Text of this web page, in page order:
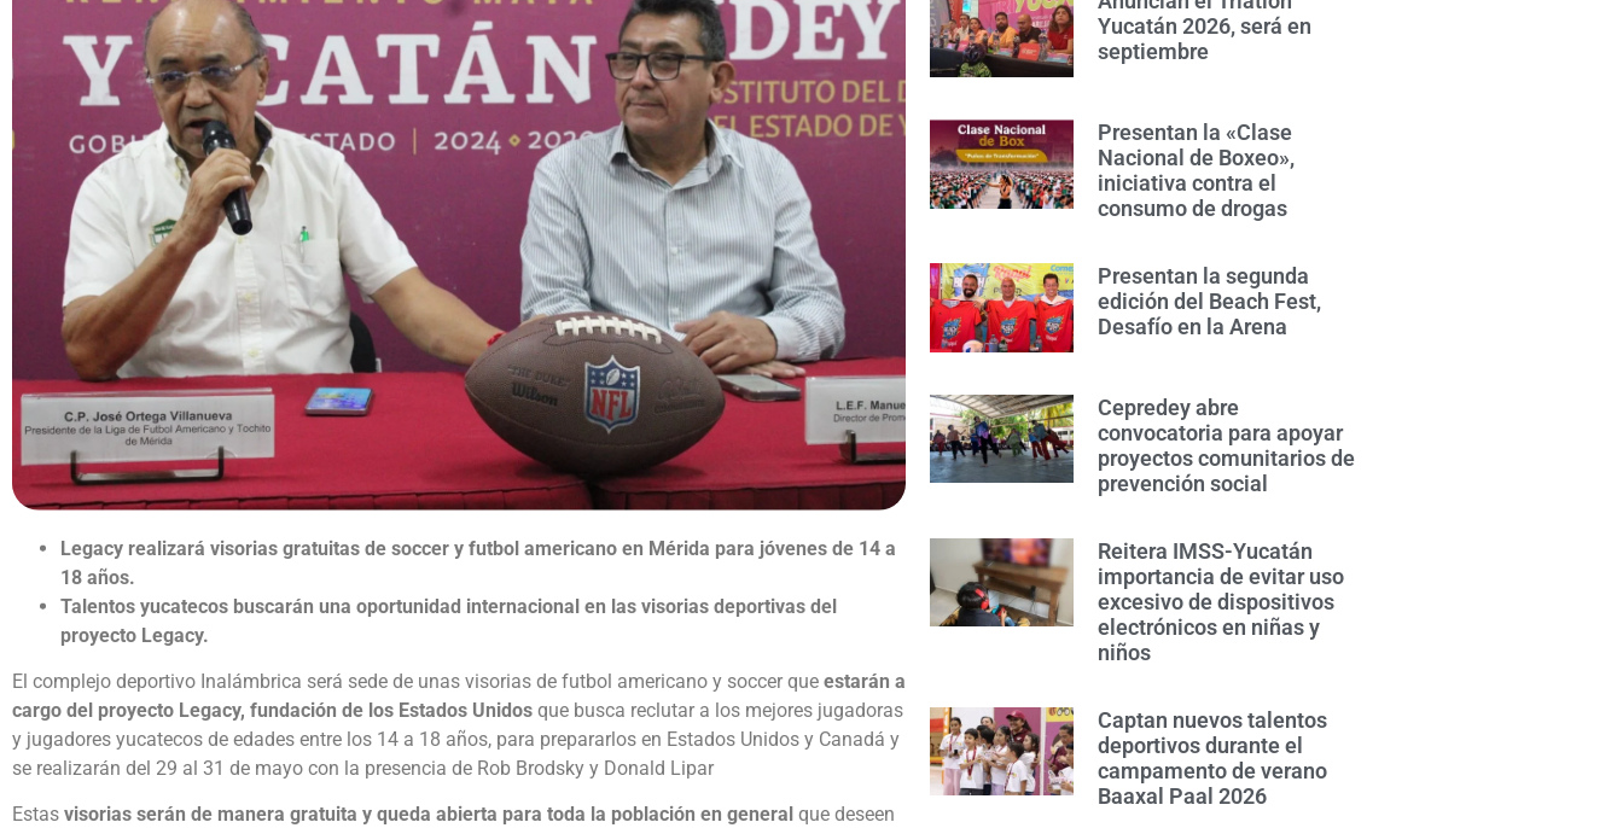
Legacy realizará visorias gratuitas de soccer y futbol americano en Mérida para jóvenes de 14 a
18 años.
Talentos yucatecos buscarán una oportunidad internacional en las visorias deportivas del
proyecto Legacy.
El complejo deportivo Inalámbrica será sede de unas visorias de futbol americano y soccer que estarán a
cargo del proyecto Legacy, fundación de los Estados Unidos que busca reclutar a los mejores jugadoras
y jugadores yucatecos de edades entre los 14 a 18 años, para prepararlos en Estados Unidos y Canadá y
se realizarán del 29 al 31 de mayo con la presencia de Rob Brodsky y Donald Lipar
Estas visorias serán de manera gratuita y queda abierta para toda la población en general que deseen
Yucatán 2026, será en
septiembre
Presentan la «Clase
Nacional de Boxeo»,
iniciativa contra el
consumo de drogas
Presentan la segunda
edición del Beach Fest,
Desafío en la Arena
Cepredey abre
convocatoria para apoyar
proyectos comunitarios de
prevención social
Reitera IMSS-Yucatán
importancia de evitar uso
excesivo de dispositivos
electrónicos en niñas y
niños
Captan nuevos talentos
deportivos durante el
campamento de verano
Baaxal Paal 2026